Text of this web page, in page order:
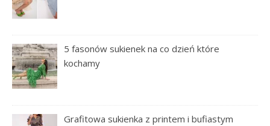
5 fasonów sukienek na co dzień które
kochamy
Grafitowa sukienka z printem i bufiastym